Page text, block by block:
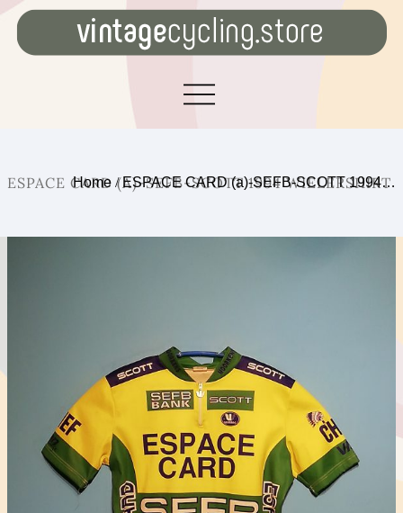
ESPACE CARD (A)-SEFB-SCOTT 1994 WIELERSHIRT
Home /ESPACE CARD (a)-SEFB-SCOTT 1994…